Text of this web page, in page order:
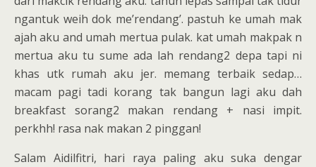
ngantuk weih dok me’rendang’. pastuh ke umah mak
ajah aku and umah mertua pulak. kat umah makpak n
mertua aku tu sume ada lah rendang2 depa tapi ni
khas utk rumah aku jer. memang terbaik sedap…
macam pagi tadi korang tak bangun lagi aku dah
breakfast sorang2 makan rendang + nasi impit.
perkhh! rasa nak makan 2 pinggan!
Salam Aidilfitri, hari raya paling aku suka dengar